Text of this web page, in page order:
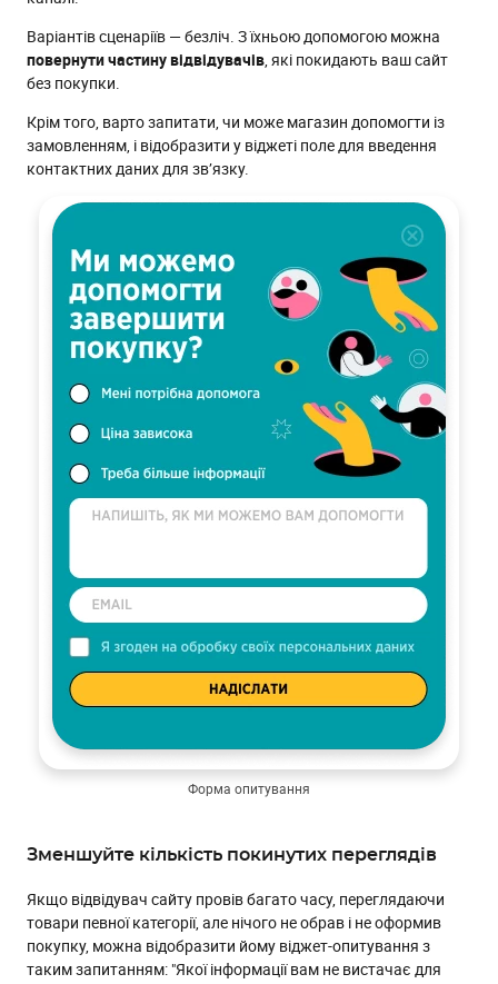
Варіантів сценаріїв — безліч. З їхньою допомогою можна
повернути частину відвідувачів, які покидають ваш сайт
без покупки.
Крім того, варто запитати, чи може магазин допомогти із
замовленням, і відобразити у віджеті поле для введення
контактних даних для зв’язку.
Форма опитування
Зменшуйте кількість покинутих переглядів
Якщо відвідувач сайту провів багато часу, переглядаючи
товари певної категорії, але нічого не обрав і не оформив
покупку, можна відобразити йому віджет-опитування з
таким запитанням: "Якої інформації вам не вистачає для